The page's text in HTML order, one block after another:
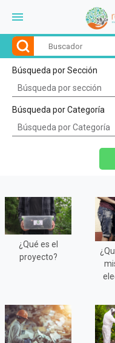
menu
Búsqueda por Sección
Búsqueda por Categoría
¿Qué es el
proyecto?